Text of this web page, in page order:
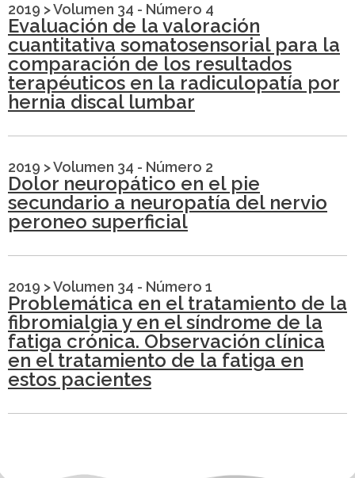
2019 >Volumen 34 - Número 4
Evaluación de la valoración
cuantitativa somatosensorial para la
comparación de los resultados
terapéuticos en la radiculopatía por
hernia discal lumbar
2019 >Volumen 34 - Número 2
Dolor neuropático en el pie
secundario a neuropatía del nervio
peroneo superficial
2019 >Volumen 34 - Número 1
Problemática en el tratamiento de la
fibromialgia y en el síndrome de la
fatiga crónica. Observación clínica
en el tratamiento de la fatiga en
estos pacientes